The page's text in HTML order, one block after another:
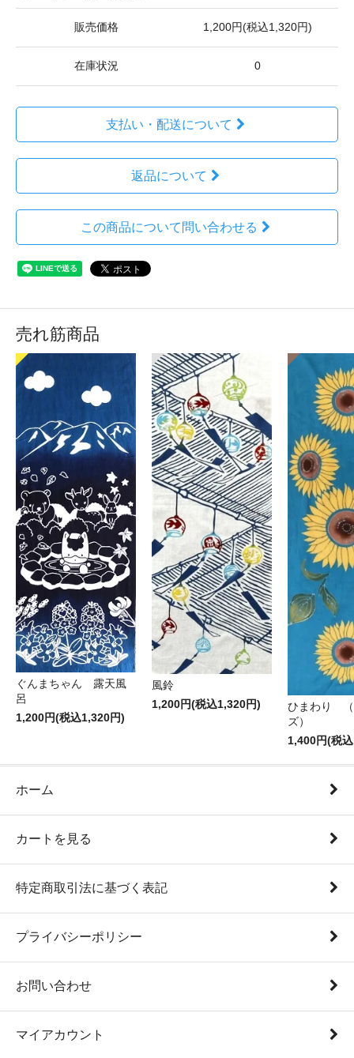
販売価格 1,200円(税込1,320円)
在庫状況 0
支払い・配送について
返品について
この商品について問い合わせる
売れ筋商品
ぐんまちゃん 露天風
呂
1,200円(税込1,320円)
風鈴
1,200円(税込1,320円)
ひまわり （
ズ）
1,400円(税
ホーム
カートを見る
特定商取引法に基づく表記
プライバシーポリシー
お問い合わせ
マイアカウント